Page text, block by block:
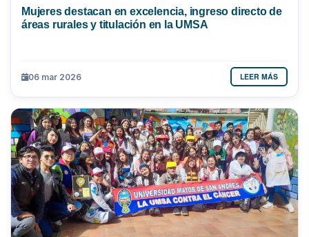
Mujeres destacan en excelencia, ingreso directo de
áreas rurales y titulación en la UMSA
06 mar 2026 LEER MÁS